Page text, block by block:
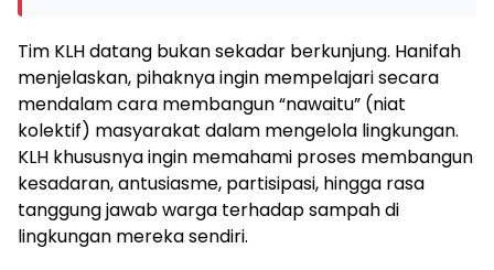
Tim KLH datang bukan sekadar berkunjung. Hanifah
menjelaskan, pihaknya ingin mempelajari secara
mendalam cara membangun “nawaitu” (niat
kolektif) masyarakat dalam mengelola lingkungan.
KLH khususnya ingin memahami proses membangun
kesadaran, antusiasme, partisipasi, hingga rasa
tanggung jawab warga terhadap sampah di
lingkungan mereka sendiri.